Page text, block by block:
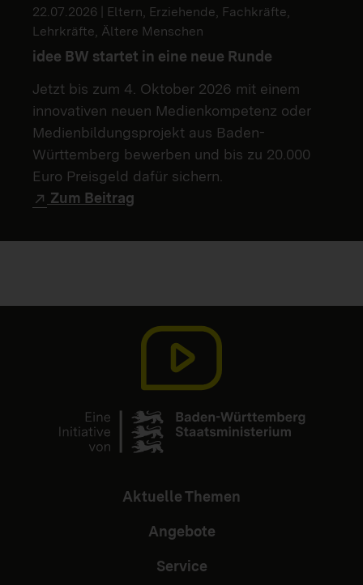
22.07.2026 | Eltern, Erziehende, Fachkräfte,
Lehrkräfte, Ältere Menschen
idee BW startet in eine neue Runde
Jetzt bis zum 4. Oktober 2026 mit einem
innovativen neuen Medienkompetenz oder
Medienbildungsprojekt aus Baden-
Württemberg bewerben und bis zu 20.000
Euro Preisgeld dafür sichern.
Zum Beitrag
Aktuelle Themen
Angebote
Service